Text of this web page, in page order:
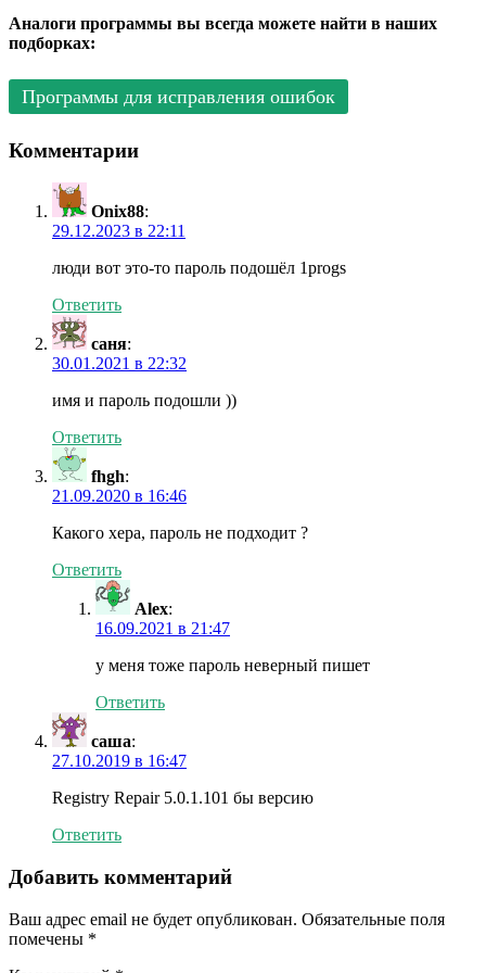
Аналоги программы вы всегда можете найти в наших
подборках:
Программы для исправления ошибок
Комментарии
Onix88:
29.12.2023 в 22:11
люди вот это-то пароль подошёл 1progs
Ответить
саня:
30.01.2021 в 22:32
имя и пароль подошли ))
Ответить
fhgh:
21.09.2020 в 16:46
Какого хера, пароль не подходит ?
Ответить
Alex:
16.09.2021 в 21:47
у меня тоже пароль неверный пишет
Ответить
саша:
27.10.2019 в 16:47
Registry Repair 5.0.1.101 бы версию
Ответить
Добавить комментарий
Ваш адрес email не будет опубликован. Обязательные поля
помечены *